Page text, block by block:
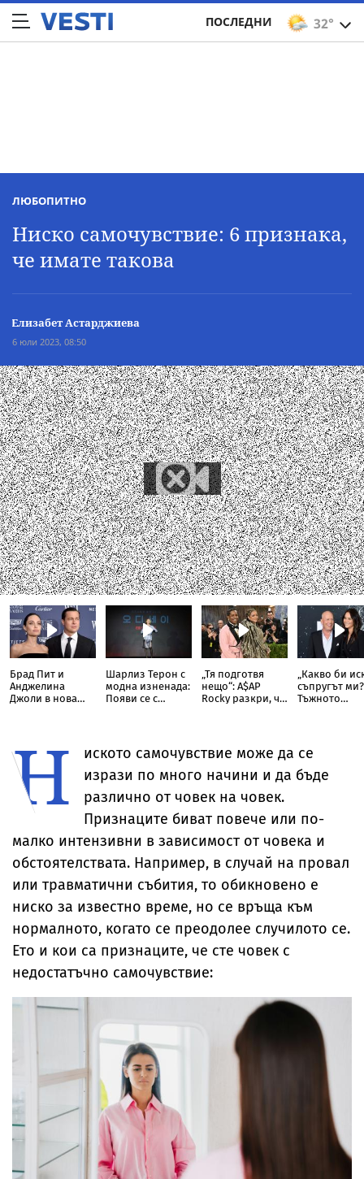
32°
ПОСЛЕДНИ
ЛЮБОПИТНО
Ниско самочувствие: 6 признака,
че имате такова
Елизабет Астарджиева
6 юли 2023, 08:50
Брад Пит и
Анджелина
Джоли в нова
Шарлиз Терон с
модна изненада:
Появи се с
„Тя подготвя
нещо“: A$AP
Rocky разкри, че
„Какво би
съпругът
Тъжното
Н
иското самочувствие може да се
изрази по много начини и да бъде
различно от човек на човек.
Признаците биват повече или по-
малко интензивни в зависимост от човека и
обстоятелствата. Например, в случай на провал
или травматични събития, то обикновено е
ниско за известно време, но се връща към
нормалното, когато се преодолее случилото се.
Ето и кои са признаците, че сте човек с
недостатъчно самочувствие: